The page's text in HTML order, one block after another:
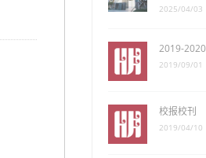
2025/04/03
2019-
2019/09/01
校报校刊
2019/04/10